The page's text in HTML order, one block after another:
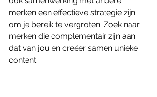
merken een effectieve strategie zijn
om je bereik te vergroten. Zoek naar
merken die complementair zijn aan
dat van jou en creëer samen unieke
content.